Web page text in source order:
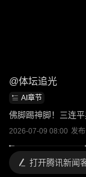
@体坛追光
AI章节
佛脚踢神脚！三连
2026-07-09 08:00 发
打开腾讯新闻